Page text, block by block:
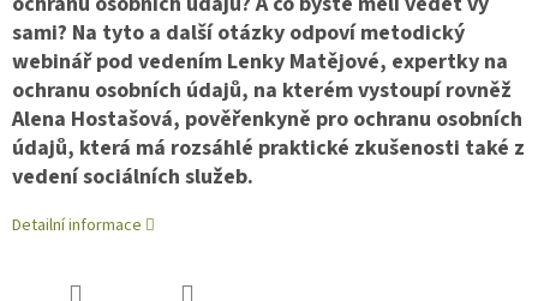
sami? Na tyto a další otázky odpoví metodický
webinář pod vedením Lenky Matějové, expertky na
ochranu osobních údajů, na kterém vystoupí rovněž
Alena Hostašová, pověřenkyně pro ochranu osobních
údajů, která má rozsáhlé praktické zkušenosti také z
vedení sociálních služeb.
Detailní informace